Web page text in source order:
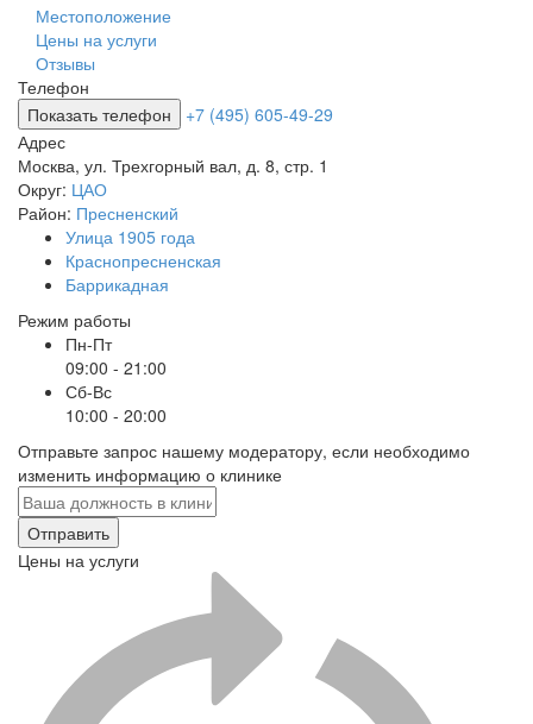
Местоположение
Цены на услуги
Отзывы
Телефон
Показать телефон
+7 (495) 605-49-29
Адрес
Москва, ул. Трехгорный вал, д. 8, стр. 1
Округ: ЦАО
Район: Пресненский
Улица 1905 года
Краснопресненская
Баррикадная
Режим работы
Пн-Пт
09:00 - 21:00
Сб-Вс
10:00 - 20:00
Отправьте запрос нашему модератору, если необходимо
изменить информацию о клинике
Отправить
Цены на услуги